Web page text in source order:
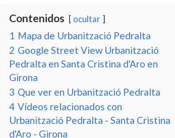
Contenidos ocultar
1 Mapa de Urbanització Pedralta
2 Google Street View Urbanització
Pedralta en Santa Cristina d'Aro en
Girona
3 Que ver en Urbanització Pedralta
4 Vídeos relacionados con
Urbanització Pedralta - Santa Cristina
d'Aro - Girona